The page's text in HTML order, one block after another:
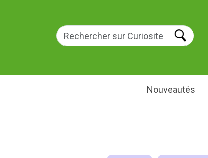
Nouveautés